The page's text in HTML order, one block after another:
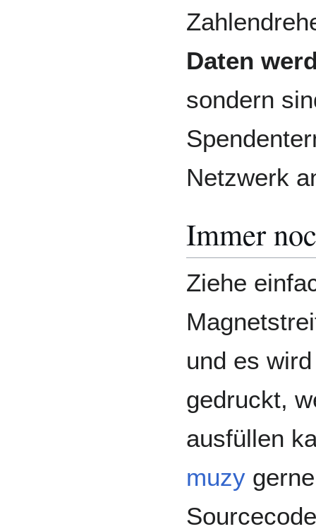
Daten
sondern
Netzwerk
Immer
Ziehe
und es
gedruckt,
ausfüllen
muzy